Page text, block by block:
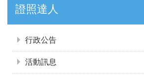
證照達人
行政公告
活動訊息